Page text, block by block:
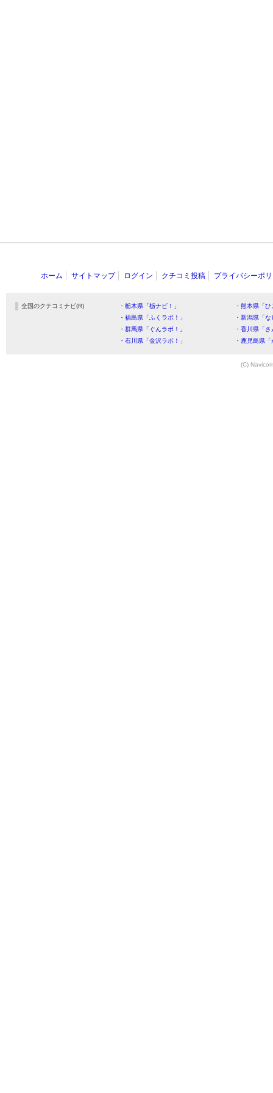
ホーム サイトマップ ログイン クチコミ投稿 プライバシーポ
全国のクチコミナビ(R) ・栃木県「栃ナビ！」
・熊本県「
・福島県「ふくラボ！」
・新潟県「
・群馬県「ぐんラボ！」
・香川県「
・石川県「金沢ラボ！」
・鹿児島県
(C)